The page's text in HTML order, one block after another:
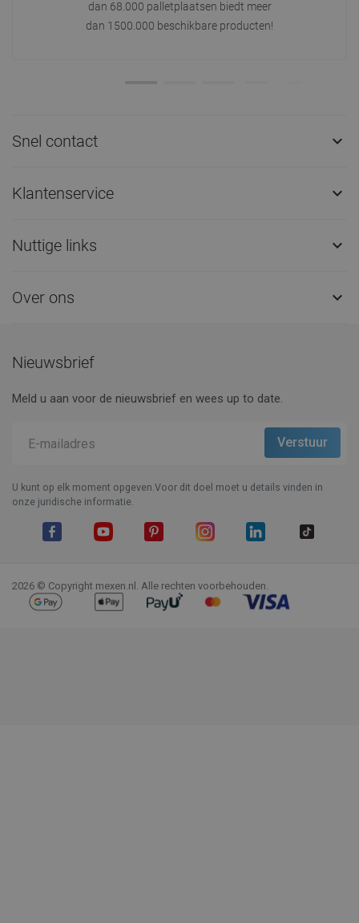
dan 68.000 palletplaatsen biedt meer
dan 1500.000 beschikbare producten!
Snel contact 
Klantenservice 
Nuttige links 
Over ons 
Nieuwsbrief
Meld u aan voor de nieuwsbrief en wees up to date.
U kunt op elk moment opgeven.Voor dit doel moet u details vinden in
onze juridische informatie.
2026 © Copyright mexen.nl. Alle rechten voorbehouden.